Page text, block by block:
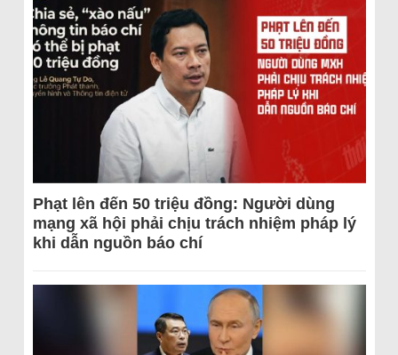
Phạt lên đến 50 triệu đồng: Người dùng
mạng xã hội phải chịu trách nhiệm pháp lý
khi dẫn nguồn báo chí